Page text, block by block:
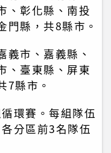
、彰化縣、南投
門縣，共8縣市。
義市、嘉義縣、
、臺東縣、屏東
7縣市。
環賽。每組隊伍
分區前3名隊伍